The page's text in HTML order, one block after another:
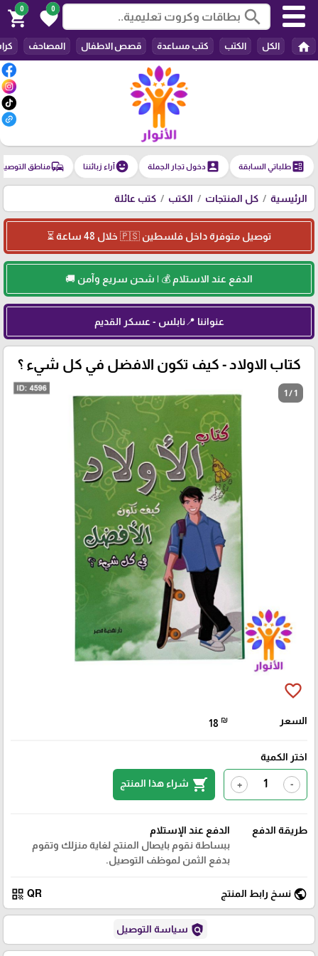
search
0
favorite
0
shopping_cart
home الكل الكتب كتب مساعدة قصص الاطفال المصاحف
ballotطلباتي السابقة account_boxدخول تجار الجملة emoji_emotionsآراء زبائننا commuteمناطق
الرئيسية كل المنتجات الكتب كتب عائلة
توصيل متوفرة داخل فلسطين 🇵🇸 خلال 48 ساعة ⏳
الدفع عند الاستلام 💰 | شحن سريع وآمن 🚚
عنواننا 📍نابلس - عسكر القديم
كتاب الاولاد - كيف تكون الافضل في كل شيء ؟
1 / 1
favorite_border
السعر 18 ₪
اختر الكمية
-
+
shopping_cart شراء هذا المنتج
طريقة الدفع
الدفع عند الإستلام
ببساطة نقوم بايصال المنتج لغاية منزلك وتقوم
بدفع الثمن لموظف التوصيل.
public نسخ رابط المنتج QR
qr_code
policy سياسة التوصيل